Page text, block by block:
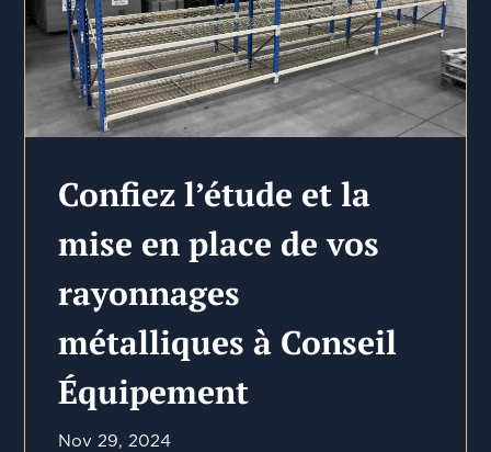
Confiez l’étude et la
mise en place de vos
rayonnages
métalliques à Conseil
Équipement
Nov 29, 2024